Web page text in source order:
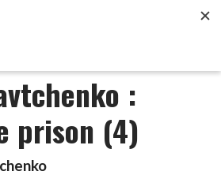
:
prison (4)